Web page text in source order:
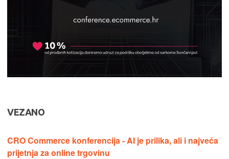
VEZANO
CRO Commerce konferencija - AI je prilika, ali i najveća
prijetnja za online trgovinu